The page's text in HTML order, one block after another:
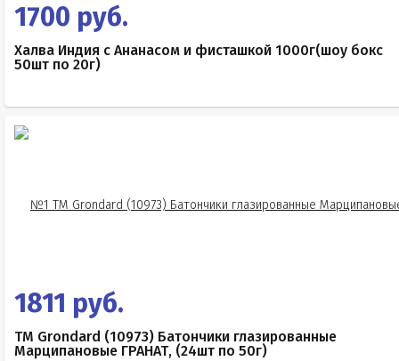
1700 руб.
Халва Индия с Ананасом и фисташкой 1000г(шоу бокс
50шт по 20г)
1811 руб.
TM Grondard (10973) Батончики глазированные
Марципановые ГРАНАТ, (24шт по 50г)